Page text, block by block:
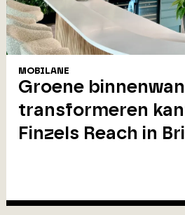
MOBILANE
Groene
transformeren
Finzels Reach in